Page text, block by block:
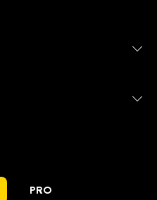
PRO